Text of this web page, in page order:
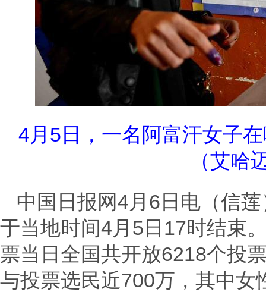
4月5日，一名阿富汗女子
（艾哈
中国日报网4月6日电（信莲
于当地时间4月5日17时结束
票当日全国共开放6218个投
与投票选民近700万，其中女